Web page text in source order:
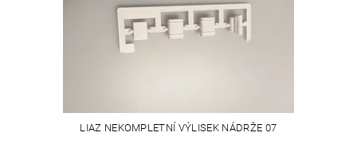
LIAZ NEKOMPLETNÍ VÝLISEK NÁDRŽE 07